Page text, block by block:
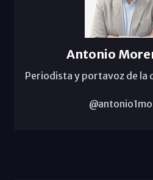
Antonio
Periodista y portavoz de la